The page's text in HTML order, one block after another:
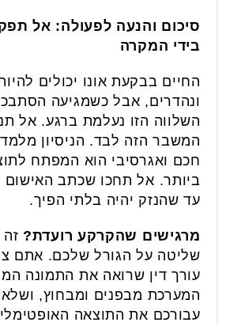
סיכום והנעה לפעולה: אל
בידי המקרה
החיים בבקעת אונו יכולים
ונהדרים, אבל כשמגיעה
השלווה הזו נעלמת ברגע. אל
המשבר הזה לבד. הניסיון מלמד
חכם ואגרסיבי הוא המפתח
ביותר. אל תחכו שכתב האישום
עד שהנזק יהיה בלתי הפיך.
מרגישים שהקרקע רועדת?
שליטה על הגורל שלכם. אתם
עורך דין שרואה את התמונה
המערכת מבפנים ומבחוץ, ושלא
עבורכם את התוצאה